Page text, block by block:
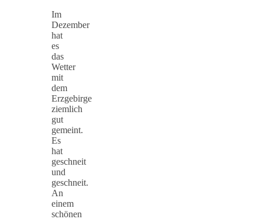
Im
Dezember
hat
es
das
Wetter
mit
dem
Erzgebirge
ziemlich
gut
gemeint.
Es
hat
geschneit
und
geschneit.
An
einem
schönen